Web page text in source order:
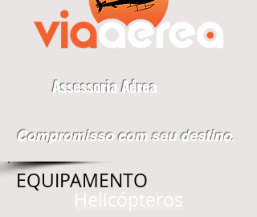
Assessoria Aérea
Compromisso com seu destino.
EQUIPAMENTO
Helicópteros